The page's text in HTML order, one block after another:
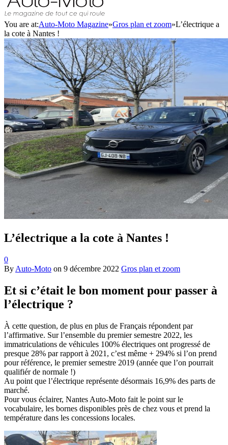
You are at:Auto-Moto Magazine»Gros plan et zoom»L’électrique a
la cote à Nantes !
L’électrique a la cote à Nantes !
0
By Auto-Moto on 9 décembre 2022 Gros plan et zoom
Et si c’était le bon moment pour passer à
l’électrique ?
À cette question, de plus en plus de Français répondent par
l’affirmative. Sur l’ensemble du premier semestre 2022, les
immatriculations de véhicules 100% électriques ont progressé de
presque 28% par rapport à 2021, c’est même + 294% si l’on prend
pour référence, le premier semestre 2019 (année que l’on pourrait
qualifiér de normale !)
Au point que l’électrique représente désormais 16,9% des parts de
marché.
Pour vous éclairer, Nantes Auto-Moto fait le point sur le
vocabulaire, les bornes disponibles près de chez vous et prend la
température dans les concessions locales.